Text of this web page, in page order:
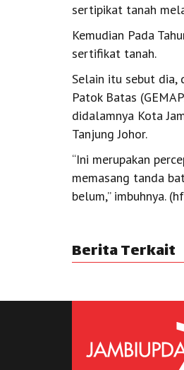
sertipikat tanah
Kemudian Pada
sertifikat tanah.
Selain itu sebut dia,
Patok Batas
didalamnya Kota
Tanjung Johor.
“Ini merupakan
memasang tanda
belum,” imbuhnya.
Berita Terkait